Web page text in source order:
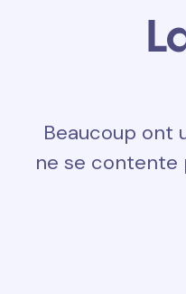
Beaucoup ont
ne se contente